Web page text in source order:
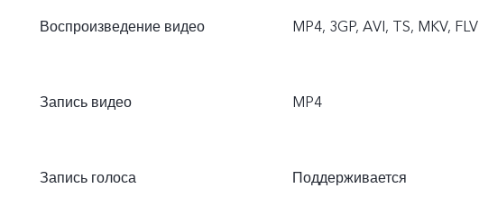
Воспроизведение видео MP4, 3GP, AVI, TS, MKV, FLV
Запись видео MP4
Запись голоса Поддерживается